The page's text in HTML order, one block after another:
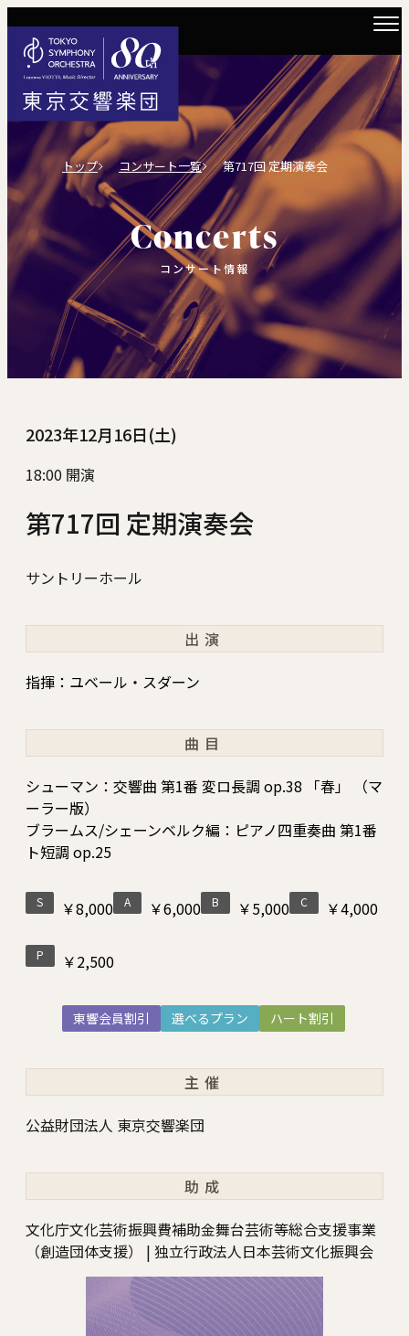
トップ コンサート一覧 第717回 定期演奏会
Concerts
コンサート情報
2023年12月16日(土)
18:00 開演
第717回 定期演奏会
サントリーホール
出演
指揮：ユベール・スダーン
曲目
シューマン：交響曲 第1番 変ロ長調 op.38 「春」 （マ
ーラー版）
ブラームス/シェーンベルク編：ピアノ四重奏曲 第1番
ト短調 op.25
S ￥8,000 A ￥6,000 B ￥5,000 C ￥4,000
P ￥2,500
東響会員割引 選べるプラン ハート割引
主催
公益財団法人 東京交響楽団
助成
文化庁文化芸術振興費補助金舞台芸術等総合支援事業
（創造団体支援） | 独立行政法人日本芸術文化振興会